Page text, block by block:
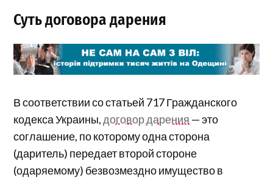
Суть договора дарения
В соответствии со статьей 717 Гражданского
кодекса Украины, договор дарения — это
соглашение, по которому одна сторона
(даритель) передает второй стороне
(одаряемому) безвозмездно имущество в